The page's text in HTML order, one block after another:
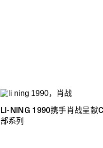
LI-NING 1990携手肖战呈献
部系列